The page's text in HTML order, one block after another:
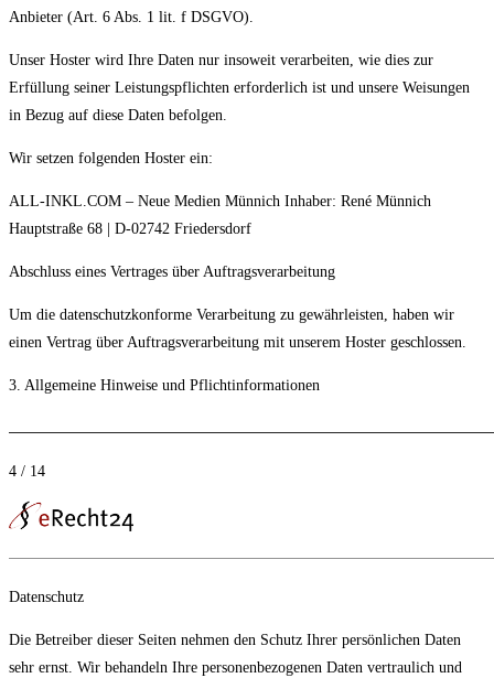
Anbieter (Art. 6 Abs. 1 lit. f DSGVO).
Unser Hoster wird Ihre Daten nur insoweit verarbeiten, wie dies zur
Erfüllung seiner Leistungspflichten erforderlich ist und unsere Weisungen
in Bezug auf diese Daten befolgen.
Wir setzen folgenden Hoster ein:
ALL-INKL.COM – Neue Medien Münnich Inhaber: René Münnich
Hauptstraße 68 | D-02742 Friedersdorf
Abschluss eines Vertrages über Auftragsverarbeitung
Um die datenschutzkonforme Verarbeitung zu gewährleisten, haben wir
einen Vertrag über Auftragsverarbeitung mit unserem Hoster geschlossen.
3. Allgemeine Hinweise und Pflichtinformationen
4 / 14
Datenschutz
Die Betreiber dieser Seiten nehmen den Schutz Ihrer persönlichen Daten
sehr ernst. Wir behandeln Ihre personenbezogenen Daten vertraulich und